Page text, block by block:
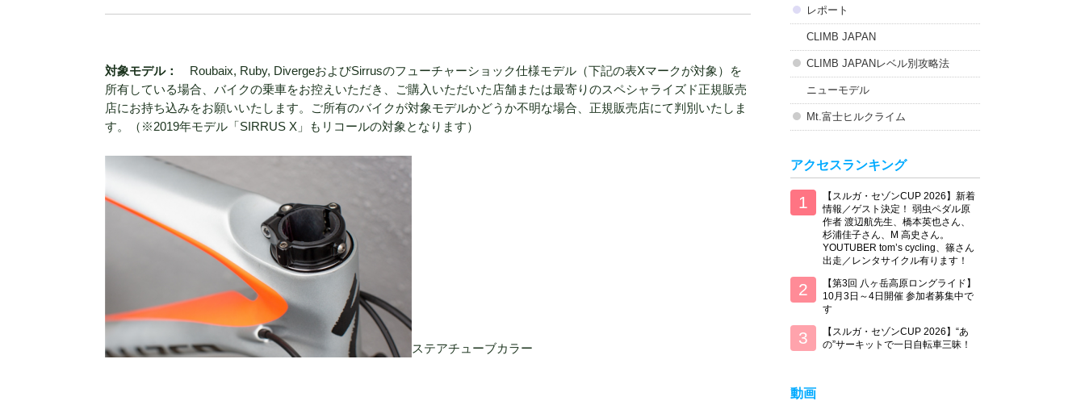
対象モデル： Roubaix, Ruby, DivergeおよびSirrusのフューチャーショック仕様モデル（下記の表Xマークが対象）を
所有している場合、バイクの乗車をお控えいただき、ご購入いただいた店舗または最寄りのスペシャライズド正規販売
店にお持ち込みをお願いいたします。ご所有のバイクが対象モデルかどうか不明な場合、正規販売店にて判別いたしま
す。（※2019年モデル「SIRRUS X」もリコールの対象となります）
ステアチューブカラー
レポート
CLIMB JAPAN
CLIMB JAPANレベル別攻略法
ニューモデル
Mt.富士ヒルクライム
アクセスランキング
【スルガ・セゾンCUP 2026】新着
情報／ゲスト決定！ 弱虫ペダル原
作者 渡辺航先生、橋本英也さん、
杉浦佳子さん、M 高史さん。
YOUTUBER tom’s cycling、篠さん
出走／レンタサイクル有ります！
【第3回 八ヶ岳高原ロングライド】
10月3日～4日開催 参加者募集中で
す
【スルガ・セゾンCUP 2026】“あ
の”サーキットで一日自転車三昧！
動画